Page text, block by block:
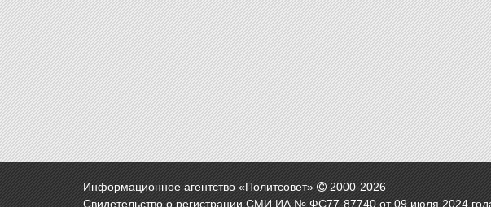
Информационное агентство «Политсовет» 2000-2026
Свидетельство о регистрации СМИ ИА № ФС77-87740 от 09 июля 2024